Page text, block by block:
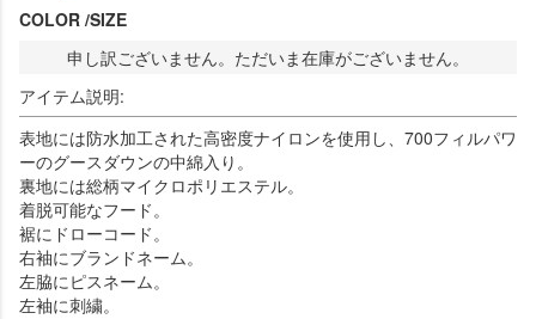
COLOR SIZE
申し訳ございません。ただいま在庫がございません。
アイテム説明:
表地には防水加工された高密度ナイロンを使用し、700フィルパワ
ーのグースダウンの中綿入り。
裏地には総柄マイクロポリエステル。
着脱可能なフード。
裾にドローコード。
右袖にブランドネーム。
左脇にピスネーム。
左袖に刺繍。